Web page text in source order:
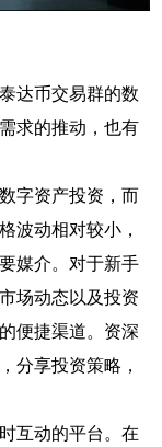
达币交易群的数
求的推动，也有
字资产投资，而
波动相对较小，
媒介。对于新手
场动态以及投资
便捷渠道。资深
分享投资策略，
互动的平台。在